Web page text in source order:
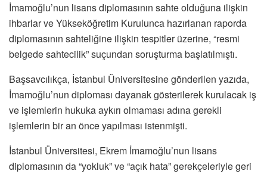
İmamoğlu’nun lisans diplomasının sahte olduğuna ilişkin
ihbarlar ve Yükseköğretim Kurulunca hazırlanan raporda
diplomasının sahteliğine ilişkin tespitler üzerine, “resmi
belgede sahtecilik” suçundan soruşturma başlatılmıştı.
Başsavcılıkça, İstanbul Üniversitesine gönderilen yazıda,
İmamoğlu’nun diploması dayanak gösterilerek kurulacak iş
ve işlemlerin hukuka aykırı olmaması adına gerekli
işlemlerin bir an önce yapılması istenmişti.
İstanbul Üniversitesi, Ekrem İmamoğlu’nun lisans
diplomasının da “yokluk” ve “açık hata” gerekçeleriyle geri